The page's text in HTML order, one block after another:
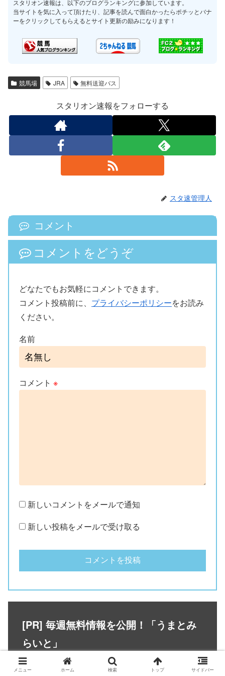
スタリオン速報は、以下のブログランキングに参加しています。
当サイトを気に入って頂けたり、記事を読んで面白かったらポチッとバナ
ーをクリックしてもらえるとサイト更新の励みになります！
競馬場 JRA 無料送迎バス
スタリオン速報をフォローする
スタ速管理人
コメント
コメントをどうぞ
どなたでもお気軽にコメントできます。
コメント投稿前に、 プライバシーポリシーをお読み
ください。
名前
コメント ※
新しいコメントをメールで通知
新しい投稿をメールで受け取る
[PR] 毎週無料情報を公開！「うまとみ
らいと」
メニュー ホーム 検索 トップ サイドバー